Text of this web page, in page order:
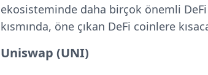
ekosisteminde daha birçok önemli
kısmında, öne çıkan DeFi coinlere
Uniswap (UNI)